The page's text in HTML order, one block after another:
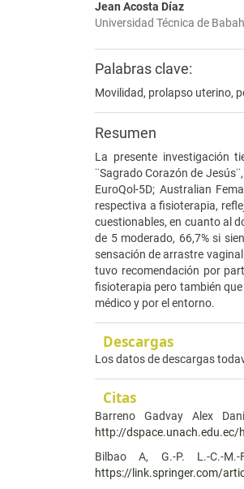
Jean Acosta Díaz
Universidad Técnica de
Palabras clave:
Movilidad, prolapso uterino,
Resumen
La presente investigación
¨Sagrado Corazón de
EuroQol-5D; Australian
respectiva a fisioterapia,
cuestionables, en cuanto al
de 5 moderado, 66,7% si
sensación de arrastre
tuvo recomendación por
fisioterapia pero también
médico y por el entorno.
Descargas
Los datos de descargas
Citas
Barreno Gadvay Alex
http://
Bilbao A, G.-P. L.-C.-
https://link.springer.com/